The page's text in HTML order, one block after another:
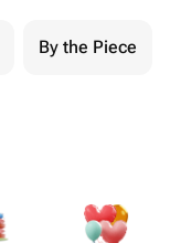
By the Piece